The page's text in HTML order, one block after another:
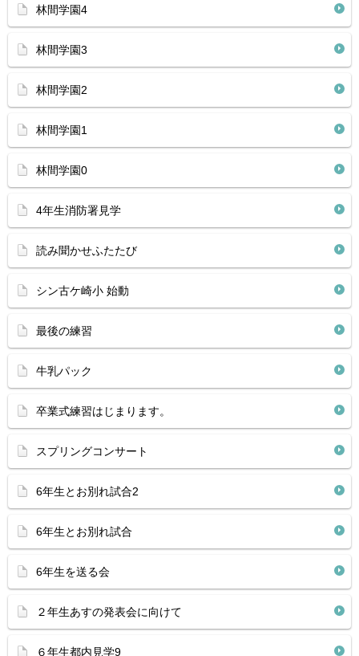
林間学園4
林間学園3
林間学園2
林間学園1
林間学園0
4年生消防署見学
読み聞かせふたたび
シン古ケ崎小 始動
最後の練習
牛乳パック
卒業式練習はじまります。
スプリングコンサート
6年生とお別れ試合2
6年生とお別れ試合
6年生を送る会
２年生あすの発表会に向けて
６年生都内見学9